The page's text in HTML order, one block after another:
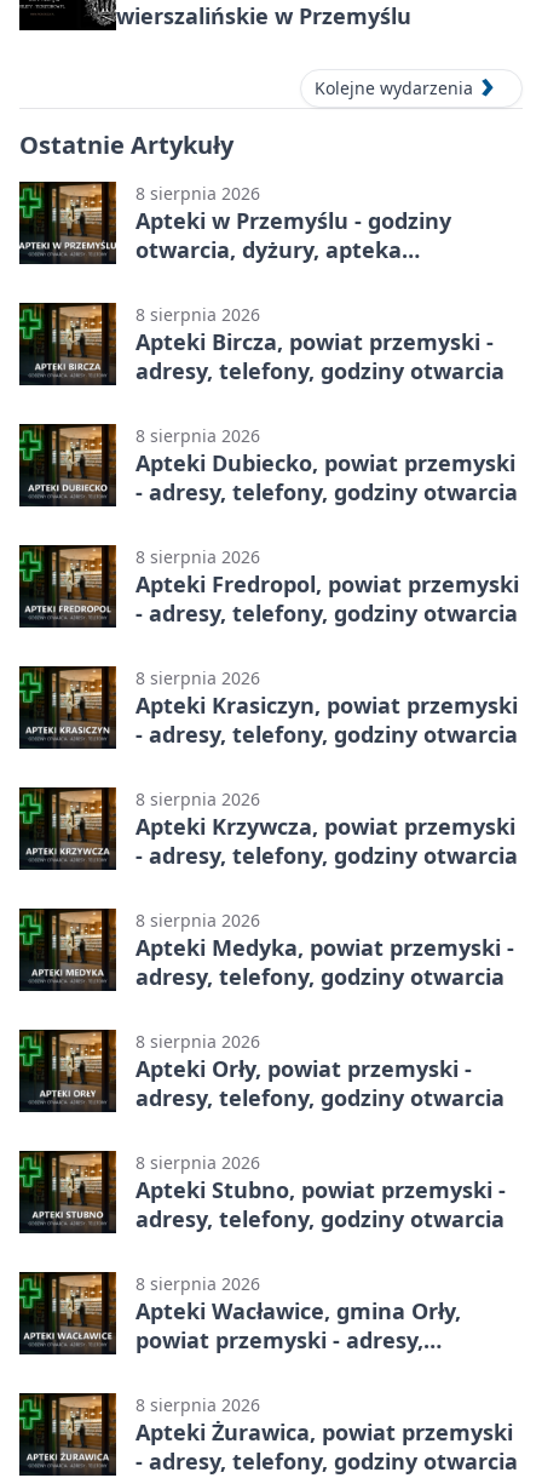
wierszalińskie w Przemyślu
Kolejne wydarzenia
Ostatnie Artykuły
8 sierpnia 2026
Apteki w Przemyślu - godziny
otwarcia, dyżury, apteka
8 sierpnia 2026
Apteki Bircza, powiat przemyski -
adresy, telefony, godziny otwarcia
8 sierpnia 2026
Apteki Dubiecko, powiat przemyski
- adresy, telefony, godziny otwarcia
8 sierpnia 2026
Apteki Fredropol, powiat przemyski
- adresy, telefony, godziny otwarcia
8 sierpnia 2026
Apteki Krasiczyn, powiat przemyski
- adresy, telefony, godziny otwarcia
8 sierpnia 2026
Apteki Krzywcza, powiat przemyski
- adresy, telefony, godziny otwarcia
8 sierpnia 2026
Apteki Medyka, powiat przemyski -
adresy, telefony, godziny otwarcia
8 sierpnia 2026
Apteki Orły, powiat przemyski -
adresy, telefony, godziny otwarcia
8 sierpnia 2026
Apteki Stubno, powiat przemyski -
adresy, telefony, godziny otwarcia
8 sierpnia 2026
Apteki Wacławice, gmina Orły,
powiat przemyski - adresy,
8 sierpnia 2026
Apteki Żurawica, powiat przemyski
- adresy, telefony, godziny otwarcia